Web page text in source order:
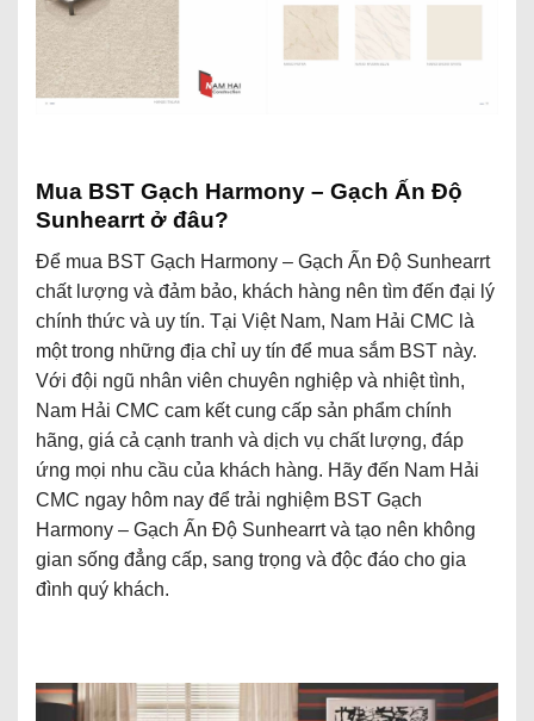
Mua BST Gạch Harmony – Gạch Ấn Độ
Sunhearrt ở đâu?
Để mua BST Gạch Harmony – Gạch Ấn Độ Sunhearrt
chất lượng và đảm bảo, khách hàng nên tìm đến đại lý
chính thức và uy tín. Tại Việt Nam, Nam Hải CMC là
một trong những địa chỉ uy tín để mua sắm BST này.
Với đội ngũ nhân viên chuyên nghiệp và nhiệt tình,
Nam Hải CMC cam kết cung cấp sản phẩm chính
hãng, giá cả cạnh tranh và dịch vụ chất lượng, đáp
ứng mọi nhu cầu của khách hàng. Hãy đến Nam Hải
CMC ngay hôm nay để trải nghiệm BST Gạch
Harmony – Gạch Ấn Độ Sunhearrt và tạo nên không
gian sống đẳng cấp, sang trọng và độc đáo cho gia
đình quý khách.